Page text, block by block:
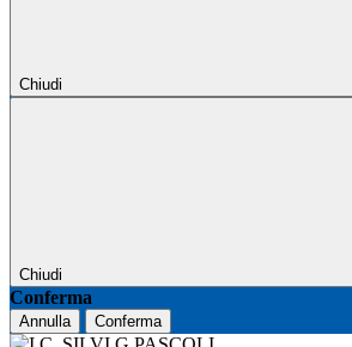
Chiudi
Chiudi
Conferma
Annulla Conferma